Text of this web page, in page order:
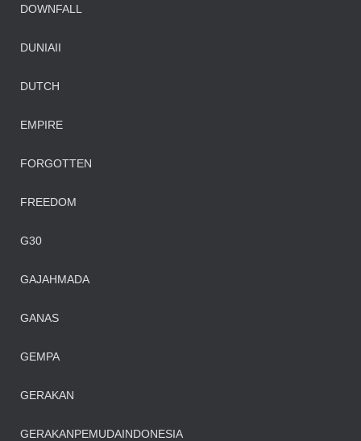
DOWNFALL
DUNIAII
DUTCH
EMPIRE
FORGOTTEN
FREEDOM
G30
GAJAHMADA
GANAS
GEMPA
GERAKAN
GERAKANPEMUDAINDONESIA